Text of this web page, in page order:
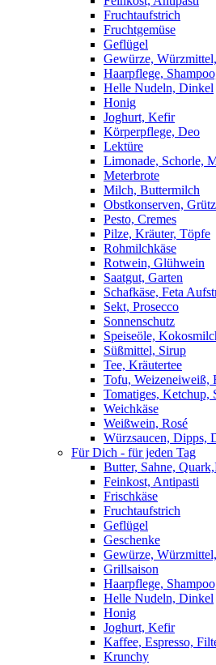
Fruchtaufstrich
Fruchtgemüse
Geflügel
Gewürze,
Haarpflege,
Helle Nudeln, Dinkel
Honig
Joghurt, Kefir
Körperpflege, Deo
Lektüre
Limonade, Schorle,
Meterbrote
Milch, Buttermilch
Obstkonserven,
Pesto, Cremes
Pilze, Kräuter, Töpfe
Rohmilchkäse
Rotwein, Glühwein
Saatgut, Garten
Schafkäse, Feta
Sekt, Prosecco
Sonnenschutz
Speiseöle,
Süßmittel, Sirup
Tee, Kräutertee
Tofu, Weizeneiweiß,
Tomatiges, Ketchup,
Weichkäse
Weißwein, Rosé
Würzsaucen, Dipps,
Für Dich - für jeden Tag
Butter, Sahne,
Feinkost, Antipasti
Frischkäse
Fruchtaufstrich
Geflügel
Geschenke
Gewürze,
Grillsaison
Haarpflege,
Helle Nudeln, Dinkel
Honig
Joghurt, Kefir
Kaffee, Espresso,
Krunchy